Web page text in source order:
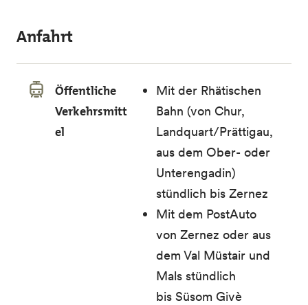
Anfahrt
Öffentliche
Verkehrsmitt
el
Mit der Rhätischen
Bahn (von Chur,
Landquart/Prättigau,
aus dem Ober- oder
Unterengadin)
stündlich bis Zernez
Mit dem PostAuto
von Zernez oder aus
dem Val Müstair und
Mals stündlich
bis Süsom Givè